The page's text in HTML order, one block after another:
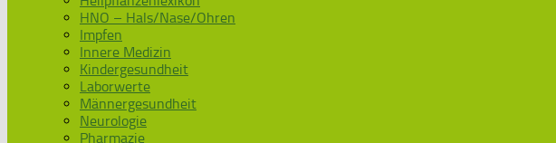
HNO – Hals/Nase/Ohren
Impfen
Innere Medizin
Kindergesundheit
Laborwerte
Männergesundheit
Neurologie
Pharmazie